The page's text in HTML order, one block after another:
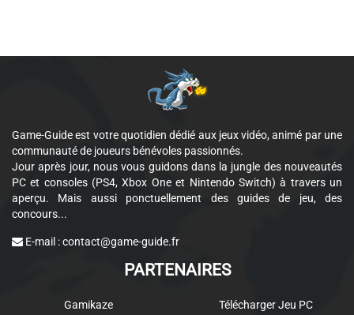
Game-Guide est votre quotidien dédié aux jeux vidéo, animé par une
communauté de joueurs bénévoles passionnés.
Jour après jour, nous vous guidons dans la jungle des nouveautés
PC et consoles (PS4, Xbox One et Nintendo Switch) à travers un
aperçu. Mais aussi ponctuellement des guides de jeu, des
concours...
E-mail :contact@game-guide.fr
PARTENAIRES
Gamikaze
Télécharger Jeu PC